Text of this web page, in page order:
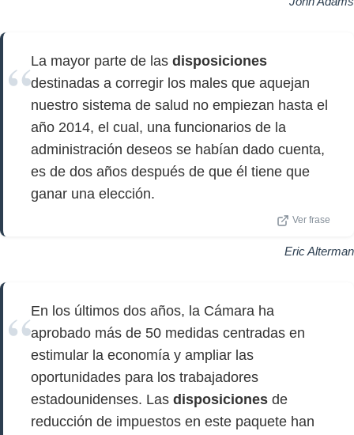
La mayor parte de las disposiciones
destinadas a corregir los males que aquejan
nuestro sistema de salud no empiezan hasta el
año 2014, el cual, una funcionarios de la
administración deseos se habían dado cuenta,
es de dos años después de que él tiene que
ganar una elección.
Ver frase
Eric Alterman
En los últimos dos años, la Cámara ha
aprobado más de 50 medidas centradas en
estimular la economía y ampliar las
oportunidades para los trabajadores
estadounidenses. Las disposiciones de
reducción de impuestos en este paquete han